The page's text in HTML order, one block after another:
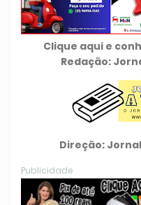
Clique aqui e
Redação:
Direção:
Publicidade